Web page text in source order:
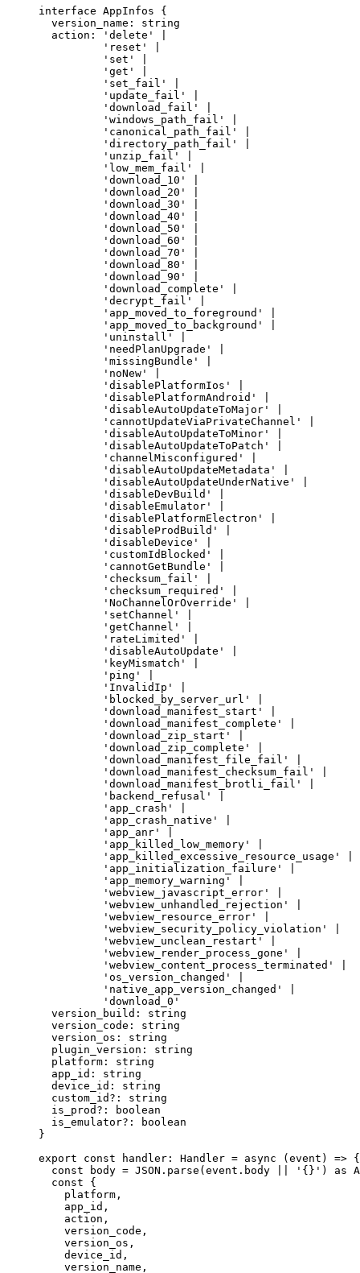
interface AppInfos {
version_name :
string
action : 'delete'
'reset'
'set'
'get'
'set_fail'
'update_fail'
'download_fail'
'windows_path_fail'
'canonical_path_fail'
'directory_path_fail'
'unzip_fail'
'low_mem_fail'
'download_10'
'download_20'
'download_30'
'download_40'
'download_50'
'download_60'
'download_70'
'download_80'
'download_90'
'download_complete'
'decrypt_fail'
'app_moved_to_foreground'
'app_moved_to_background'
'uninstall'
'needPlanUpgrade'
'missingBundle'
'noNew'
'disablePlatformIos'
'disablePlatformAndroid'
'disableAutoUpdateToMajor'
'cannotUpdateViaPrivateChannel'
'disableAutoUpdateToMinor'
'disableAutoUpdateToPatch'
'channelMisconfigured'
'disableAutoUpdateMetadata'
'disableAutoUpdateUnderNative'
'disableDevBuild'
'disableEmulator'
'disablePlatformElectron'
'disableProdBuild'
'disableDevice'
'customIdBlocked'
'cannotGetBundle'
'checksum_fail'
'checksum_required'
'NoChannelOrOverride'
'setChannel'
'getChannel'
'rateLimited'
'disableAutoUpdate'
'keyMismatch'
'ping'
'InvalidIp'
'blocked_by_server_url'
'download_manifest_start'
'download_manifest_complete'
'download_zip_start'
'download_zip_complete'
'download_manifest_file_fail'
'download_manifest_checksum_fail'
'download_manifest_brotli_fail'
'backend_refusal'
'app_crash'
'app_crash_native'
'app_anr'
'app_killed_low_memory'
'app_killed_excessive_resource_usage'
'app_initialization_failure'
'app_memory_warning'
'webview_javascript_error'
'webview_unhandled_rejection'
'webview_resource_error'
'webview_security_policy_violation'
'webview_unclean_restart'
'webview_render_process_gone'
'webview_content_process_terminated'
'os_version_changed'
'native_app_version_changed'
'download_0'
version_build :
string
version_code :
string
version_os :
string
plugin_version :
string
platform :
string
app_id :
string
device_id :
string
custom_id ?:
string
is_prod ?:
boolean
is_emulator?:
boolean
}
export
const handler : Handler = async ( event ) => {
const
body = JSON . parse (event.body '{}' ) as
const {
platform ,
app_id ,
action ,
version_code ,
version_os ,
device_id ,
version_name ,